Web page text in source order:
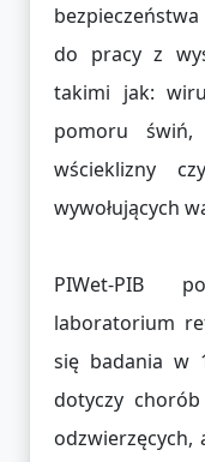
do pracy z
takimi jak:
pomoru
wścieklizny
wywołujących
PIWet-PIB
laboratorium
się badania w
dotyczy
odzwierzęcych,